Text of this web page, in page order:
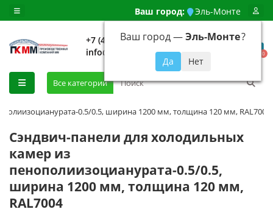
Ваш город: Эль-Монте
Ваш город —Эль-Монте?
+7 (499) 648-92-94
info@evroshtaketnikmoskva.ru
0
Все категории
0.5/0.5, ширина 1200 мм, толщина 120 мм, RAL7004
Сэндвич-панели для холодильных
камер из
пенополиизоцианурата-0.5/0.5,
ширина 1200 мм, толщина 120 мм,
RAL7004